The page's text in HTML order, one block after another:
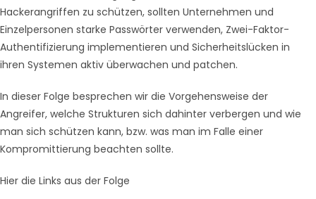
Hackerangriffen zu schützen, sollten Unternehmen und
Einzelpersonen starke Passwörter verwenden, Zwei-Faktor-
Authentifizierung implementieren und Sicherheitslücken in
ihren Systemen aktiv überwachen und patchen.
In dieser Folge besprechen wir die Vorgehensweise der
Angreifer, welche Strukturen sich dahinter verbergen und wie
man sich schützen kann, bzw. was man im Falle einer
Kompromittierung beachten sollte.
Hier die Links aus der Folge